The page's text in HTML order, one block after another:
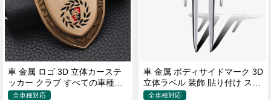
車 金属 ロゴ 3D 立体カーステ
ッカー クラブ すべての車種対
応 カスタム サイドポスト
全車種対応
車 金属 ボディサイドマーク 3D
立体ラベル 装飾 貼り付け ステ
ッカー
全車種対応